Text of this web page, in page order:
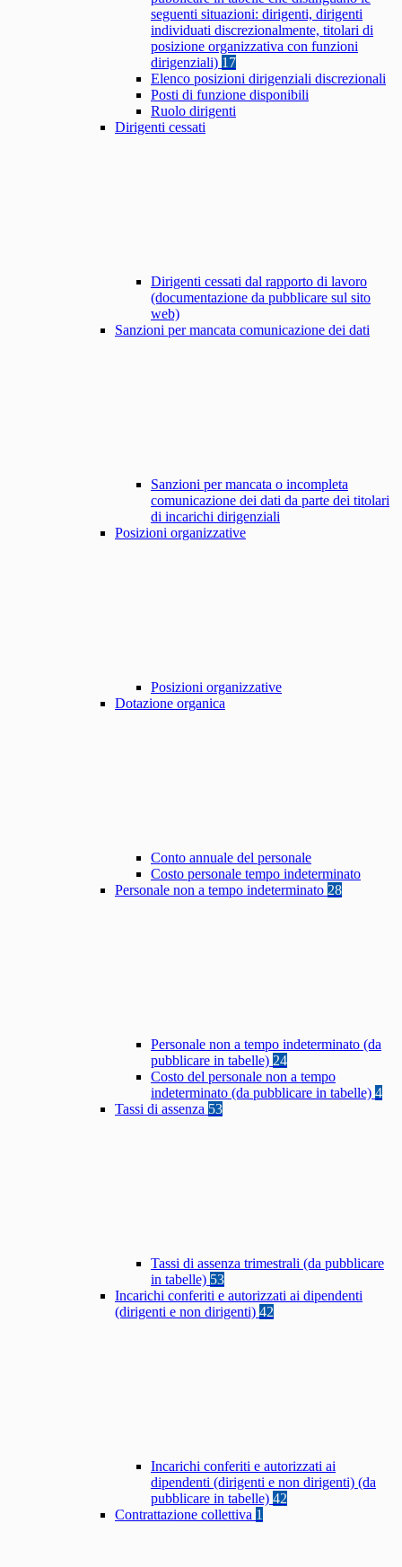
seguenti situazioni: dirigenti, dirigenti
individuati discrezionalmente, titolari di
posizione organizzativa con funzioni
dirigenziali) 17
Elenco posizioni dirigenziali discrezionali
Posti di funzione disponibili
Ruolo dirigenti
Dirigenti cessati
Dirigenti cessati dal rapporto di lavoro
(documentazione da pubblicare sul sito
web)
Sanzioni per mancata comunicazione dei dati
Sanzioni per mancata o incompleta
comunicazione dei dati da parte dei titolari
di incarichi dirigenziali
Posizioni organizzative
Posizioni organizzative
Dotazione organica
Conto annuale del personale
Costo personale tempo indeterminato
Personale non a tempo indeterminato 28
Personale non a tempo indeterminato (da
pubblicare in tabelle) 24
Costo del personale non a tempo
indeterminato (da pubblicare in tabelle) 4
Tassi di assenza 53
Tassi di assenza trimestrali (da pubblicare
in tabelle) 53
Incarichi conferiti e autorizzati ai dipendenti
(dirigenti e non dirigenti) 42
Incarichi conferiti e autorizzati ai
dipendenti (dirigenti e non dirigenti) (da
pubblicare in tabelle) 42
Contrattazione collettiva 1